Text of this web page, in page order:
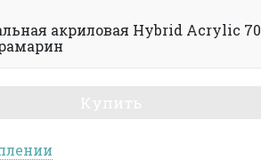
акриловая Hybrid Acrylic 70